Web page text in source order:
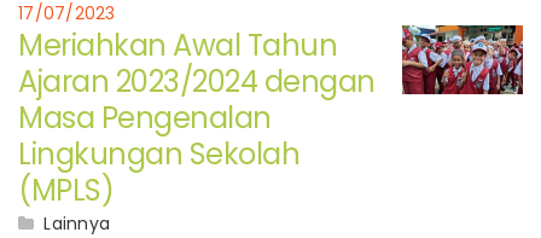
17/07/2023
Meriahkan Awal Tahun
Ajaran 2023/2024 dengan
Masa Pengenalan
Lingkungan Sekolah
(MPLS)
Lainnya